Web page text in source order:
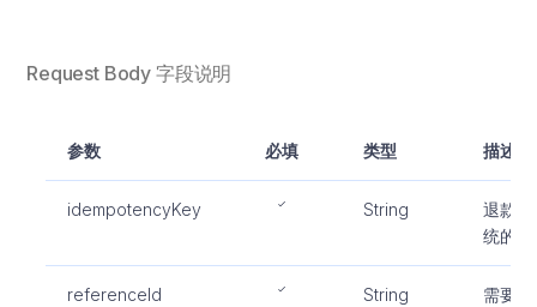
Request Body 字段说明
参数 必填 类型 描述
idempotencyKey String
退款
统的
referenceId String
需要